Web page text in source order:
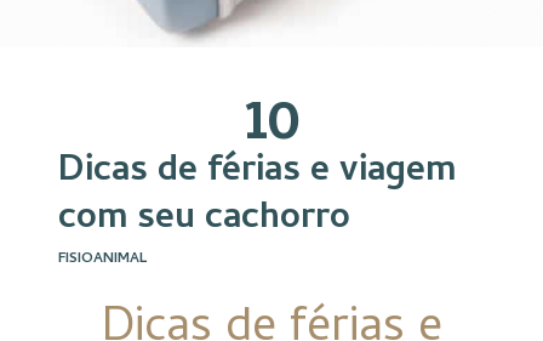
10
Dicas de férias e viagem
com seu cachorro
FISIOANIMAL